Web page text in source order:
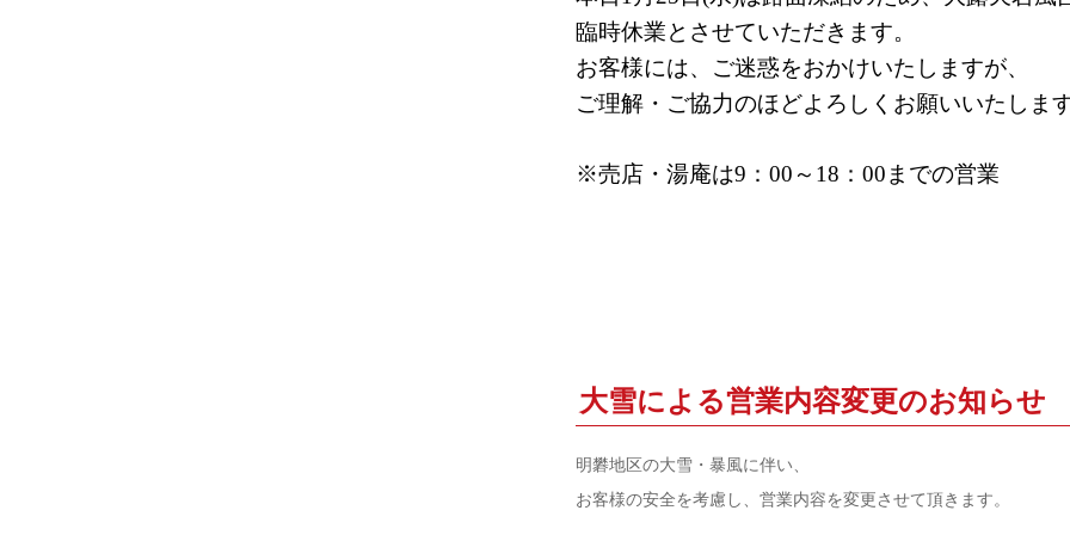
臨時休業とさせていただきます。
お客様には、ご迷惑をおかけいたしますが、
ご理解・ご協力のほどよろしくお願いいたしま
※売店・湯庵は9：00～18：00までの営業
大雪による営業内容変更のお知らせ
明礬地区の大雪・暴風に伴い、
お客様の安全を考慮し、営業内容を変更させて頂きます。